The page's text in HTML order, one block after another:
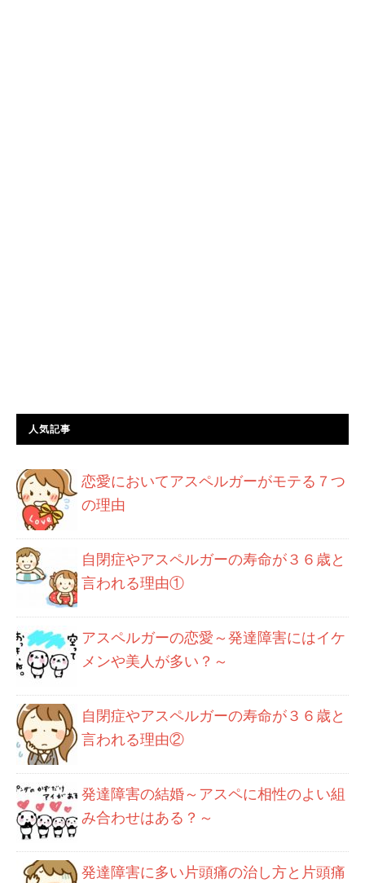
人気記事
恋愛においてアスペルガーがモテる７つ
の理由
自閉症やアスペルガーの寿命が３６歳と
言われる理由①
アスペルガーの恋愛～発達障害にはイケ
メンや美人が多い？～
自閉症やアスペルガーの寿命が３６歳と
言われる理由②
発達障害の結婚～アスペに相性のよい組
み合わせはある？～
発達障害に多い片頭痛の治し方と片頭痛